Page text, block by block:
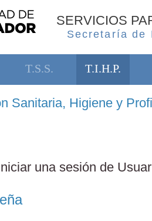
SERVICIOS
Secretaría de
T.S.S. T.I.H.P.
Sanitaria, Higiene y
una sesión de